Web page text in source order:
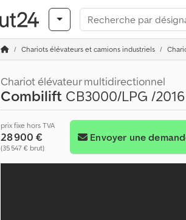
Chariots élévateurs et camions industriels
Chariot élévateur multidirectionnel
Combilift CB3000/LPG /
prix fixe hors TVA
28 900 €
(35 547 € brut)
Envoyer une